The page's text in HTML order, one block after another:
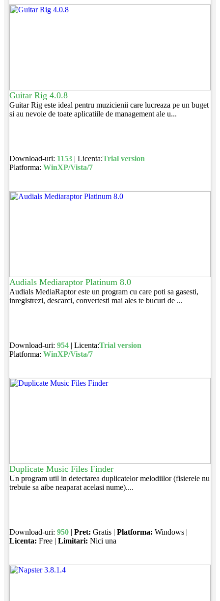
Guitar Rig 4.0.8
Guitar Rig este ideal pentru muzicienii care lucreaza pe un buget
si au nevoie de toate aplicatiile de management ale u...
Download-uri: 1153| Licenta:Trial version
Platforma: WinXP/Vista/7
Audials Mediaraptor Platinum 8.0
Audials MediaRaptor este un program cu care poti sa gasesti,
inregistrezi, descarci, convertesti mai ales te bucuri de ...
Download-uri: 954| Licenta:Trial version
Platforma: WinXP/Vista/7
Duplicate Music Files Finder
Un program util in detectarea duplicatelor melodiilor (fisierele nu
trebuie sa aibe neaparat acelasi nume)....
Download-uri: 950| Pret: Gratis | Platforma: Windows |
Licenta: Free | Limitari: Nici una